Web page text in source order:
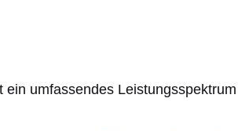
umfassendes